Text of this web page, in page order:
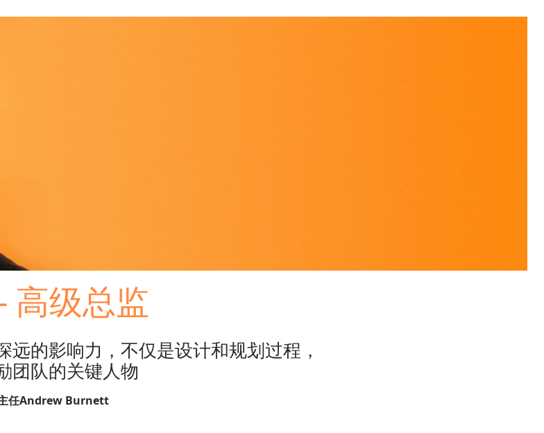
高级总监
远的影响力，不仅是设计和规划过程，
团队的关键人物
任Andrew Burnett